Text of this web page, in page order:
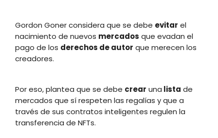
Gordon Goner considera que se debe evitar el
nacimiento de nuevos mercados que evadan el
pago de los derechos de autor que merecen los
creadores.
Por eso, plantea que se debe crear una lista de
mercados que sí respeten las regalías y que a
través de sus contratos inteligentes regulen la
transferencia de NFTs.